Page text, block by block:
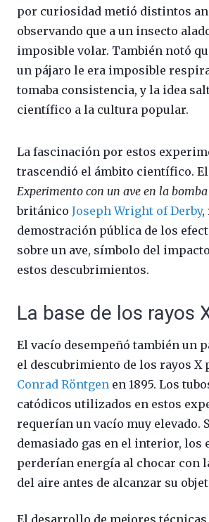
por curiosidad metió distintos
observando que a un insecto
imposible volar. También notó
un pájaro le era imposible
tomaba consistencia, y la idea
científico a la cultura popular.
La fascinación por estos
trascendió el ámbito científico.
Experimento con un ave en la
británico Joseph Wright of Derby,
demostración pública de los
sobre un ave, símbolo del
estos descubrimientos.
La base de los rayos
El vacío desempeñó también un
el descubrimiento de los rayos X
Conrad Röntgen en 1895. Los
catódicos utilizados en estos
requerían un vacío muy elevado.
demasiado gas en el interior, los
perderían energía al chocar con
del aire antes de alcanzar su